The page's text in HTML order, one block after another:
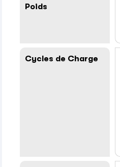
Poids
Cycles de Charge